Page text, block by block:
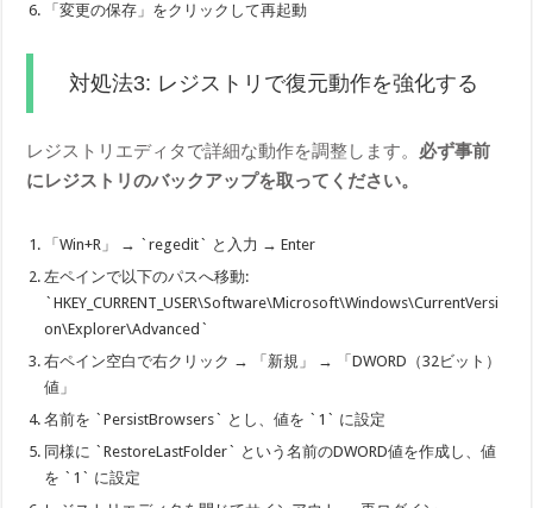
「変更の保存」をクリックして再起動
対処法3: レジストリで復元動作を強化する
レジストリエディタで詳細な動作を調整します。 必ず事前
にレジストリのバックアップを取ってください。
「Win+R」 → `regedit` と入力 → Enter
左ペインで以下のパスへ移動:
`HKEY_CURRENT_USER\Software\Microsoft\Windows\CurrentVersi
on\Explorer\Advanced`
右ペイン空白で右クリック → 「新規」 → 「DWORD（32ビット）
値」
名前を `PersistBrowsers` とし、値を `1` に設定
同様に `RestoreLastFolder` という名前のDWORD値を作成し、値
を `1` に設定